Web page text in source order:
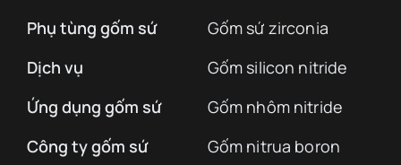
Phụ tùng gốm sứ
Dịch vụ
Ứng dụng gốm sứ
Công ty gốm sứ
Gốm sứ zirconia
Gốm silicon nitride
Gốm nhôm nitride
Gốm nitrua boron